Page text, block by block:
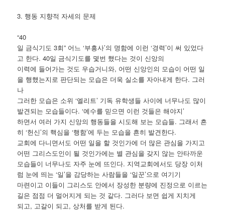
3. 행동 지향적 자세의 문제
“40
일 금식기도 3회” 어느 ‘부흥사’의 명함에 이런 ‘경력’이 써 있었다
고 한다. 40일 금식기도를 몇번 했다는 것이 신앙의
이력에 들어가는 것도 우습거니와, 어떤 신앙인의 모습이 어떤 일
을 행했는지로 판단되는 모습은 더욱 실소를 자아내게 한다. 그러
나
그러한 모습은 소위 ‘엘리트’ 기독 유학생들 사이에 너무나도 많이
발견되는 모습들이다. ‘예수를 믿으면 이런 것들은 해야지’
하면서 여러 가지 신앙의 행동들을 시도해 보는 모습들. 그래서 흔
히 ‘헌신’의 핵심을 ‘행함’에 두는 모습을 흔히 발견한다.
교회에 다니면서도 어떤 일을 할 것인가에 더 많은 관심을 가지고
어떤 그리스도인이 될 것인가에는 별 관심을 갖지 않는 안타까운
모습들이 너무나도 자주 눈에 뜨인다. 지역교회에서도 당장 이처
럼 눈에 띄는 ‘일’을 감당하는 사람들을 ‘일꾼’으로 여기기
마련이고 이들이 그리스도 안에서 장성한 분량에 진정으로 이르는
길은 점점 더 멀어지게 되는 것 같다. 그러다 보면 쉽게 지치게
되고, 고갈이 되고, 상처를 받게 된다.